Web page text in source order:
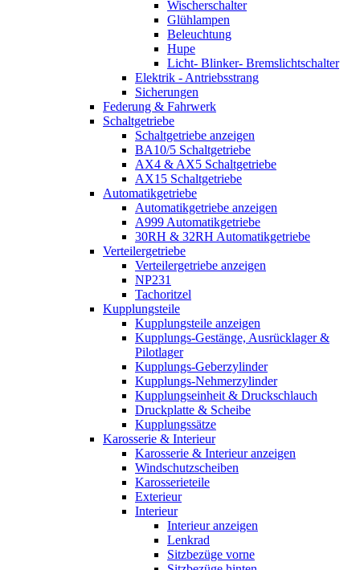
Wischerschalter
Glühlampen
Beleuchtung
Hupe
Licht- Blinker- Bremslichtschalter
Elektrik - Antriebsstrang
Sicherungen
Federung & Fahrwerk
Schaltgetriebe
Schaltgetriebe anzeigen
BA10/5 Schaltgetriebe
AX4 & AX5 Schaltgetriebe
AX15 Schaltgetriebe
Automatikgetriebe
Automatikgetriebe anzeigen
A999 Automatikgetriebe
30RH & 32RH Automatikgetriebe
Verteilergetriebe
Verteilergetriebe anzeigen
NP231
Tachoritzel
Kupplungsteile
Kupplungsteile anzeigen
Kupplungs-Gestänge, Ausrücklager &
Pilotlager
Kupplungs-Geberzylinder
Kupplungs-Nehmerzylinder
Kupplungseinheit & Druckschlauch
Druckplatte & Scheibe
Kupplungssätze
Karosserie & Interieur
Karosserie & Interieur anzeigen
Windschutzscheiben
Karosserieteile
Exterieur
Interieur
Interieur anzeigen
Lenkrad
Sitzbezüge vorne